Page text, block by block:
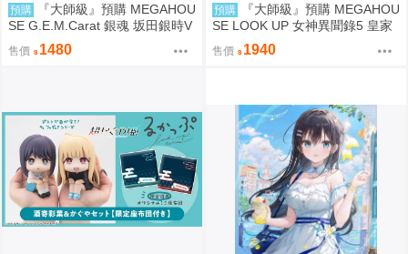
預購
『大師級』預購 MEGAHOU
SE G.E.M.Carat 銀魂 坂田銀時V
er. 攘夷志士
售價 1480
預購
『大師級』預購 MEGAHOU
SE LOOK UP 女神異聞錄5 皇家
版 主人公＆摩爾加納 套組 附特
典
售價 1940